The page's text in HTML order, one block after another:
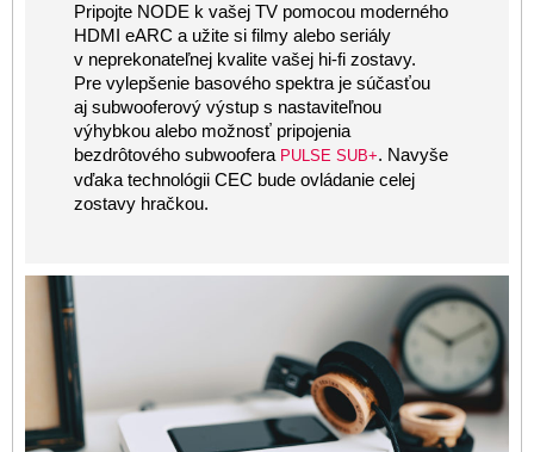
Pripojte NODE k vašej TV pomocou moderného
HDMI eARC a užite si filmy alebo seriály
v neprekonateľnej kvalite vašej hi-fi zostavy.
Pre vylepšenie basového spektra je súčasťou
aj subwooferový výstup s nastaviteľnou
výhybkou alebo možnosť pripojenia
bezdrôtového subwoofera PULSE SUB+. Navyše
vďaka technológii CEC bude ovládanie celej
zostavy hračkou.